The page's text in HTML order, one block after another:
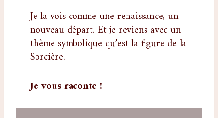
Je la vois comme une renaissance, un
nouveau départ. Et je reviens avec un
thème symbolique qu’est la figure de la
Sorcière.
Je vous raconte !